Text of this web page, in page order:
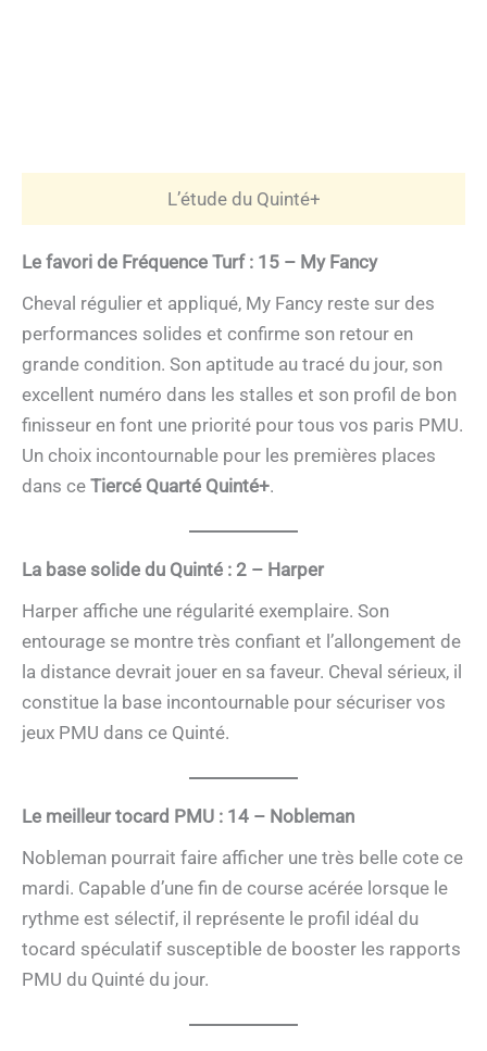
L’étude du Quinté+
Le favori de Fréquence Turf : 15 – My Fancy
Cheval régulier et appliqué, My Fancy reste sur des
performances solides et confirme son retour en
grande condition. Son aptitude au tracé du jour, son
excellent numéro dans les stalles et son profil de bon
finisseur en font une priorité pour tous vos paris PMU.
Un choix incontournable pour les premières places
dans ce Tiercé Quarté Quinté+.
La base solide du Quinté : 2 – Harper
Harper affiche une régularité exemplaire. Son
entourage se montre très confiant et l’allongement de
la distance devrait jouer en sa faveur. Cheval sérieux, il
constitue la base incontournable pour sécuriser vos
jeux PMU dans ce Quinté.
Le meilleur tocard PMU : 14 – Nobleman
Nobleman pourrait faire afficher une très belle cote ce
mardi. Capable d’une fin de course acérée lorsque le
rythme est sélectif, il représente le profil idéal du
tocard spéculatif susceptible de booster les rapports
PMU du Quinté du jour.